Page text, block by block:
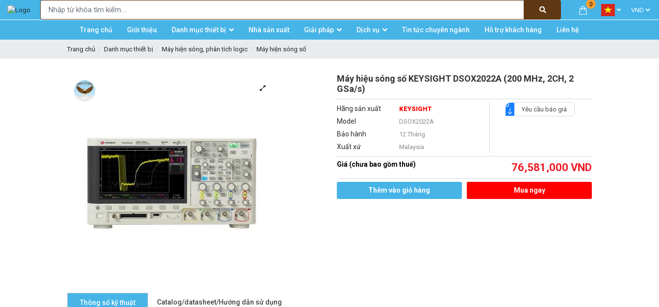
0
Trang chủ Giới thiệu Danh mục thiết bị Nhà sản xuất Giải pháp Dịch vụ Tin tức chuyên ngành Hỗ trợ khách hàng Liên hệ
Trang chủ Danh mục thiết bị Máy hiện sóng, phân tích logic Máy hiện sóng số
Máy hiệu sóng số KEYSIGHT DSOX2022A (200 MHz, 2CH, 2
GSa/s)
Hãng sản xuất KEYSIGHT
Model DSOX2022A
Bảo hành 12 Tháng
Xuất xứ Malaysia
Yêu cầu báo giá
Giá (chưa bao gồm thuế) 76,581,000 VND
Thêm vào giỏ hàng Mua ngay
Thông số kỹ thuật Catalog/datasheet/Hướng dẫn sử dụng